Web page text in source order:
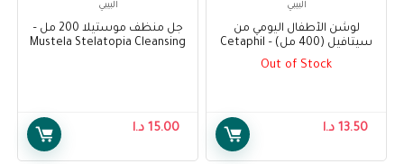
البيبي
لوشن الأطفال اليومي من
سيتافيل (400 مل) – Cetaphil
Baby Daily Lotion (400ml)
Out of Stock
13.50 د.ا
البيبي
جل منظف موستيلا 200 مل –
Mustela Stelatopia Cleansing
15.00 د.ا